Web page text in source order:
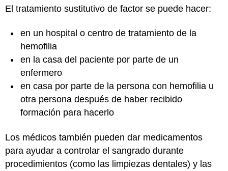
El tratamiento sustitutivo de factor se puede hacer:
en un hospital o centro de tratamiento de la
hemofilia
en la casa del paciente por parte de un
enfermero
en casa por parte de la persona con hemofilia u
otra persona después de haber recibido
formación para hacerlo
Los médicos también pueden dar medicamentos
para ayudar a controlar el sangrado durante
procedimientos (como las limpiezas dentales) y las